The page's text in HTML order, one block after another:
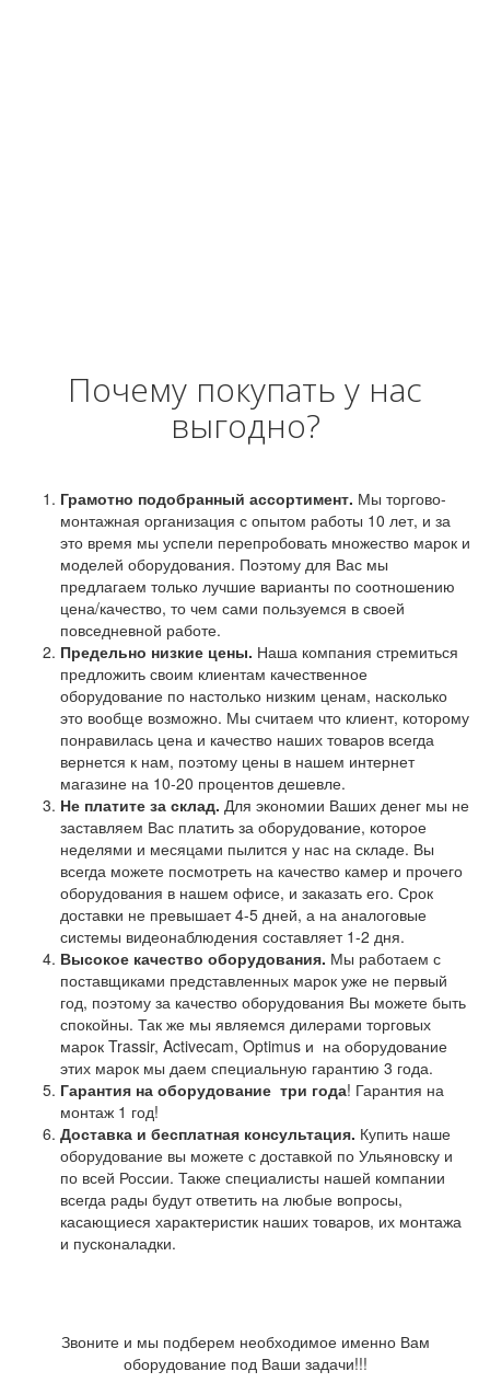
Почему покупать у нас
выгодно?
Грамотно подобранный ассортимент. Мы торгово-
монтажная организация с опытом работы 10 лет, и за
это время мы успели перепробовать множество марок и
моделей оборудования. Поэтому для Вас мы
предлагаем только лучшие варианты по соотношению
цена/качество, то чем сами пользуемся в своей
повседневной работе.
Предельно низкие цены. Наша компания стремиться
предложить своим клиентам качественное
оборудование по настолько низким ценам, насколько
это вообще возможно. Мы считаем что клиент, которому
понравилась цена и качество наших товаров всегда
вернется к нам, поэтому цены в нашем интернет
магазине на 10-20 процентов дешевле.
Не платите за склад. Для экономии Ваших денег мы не
заставляем Вас платить за оборудование, которое
неделями и месяцами пылится у нас на складе. Вы
всегда можете посмотреть на качество камер и прочего
оборудования в нашем офисе, и заказать его. Срок
доставки не превышает 4-5 дней, а на аналоговые
системы видеонаблюдения составляет 1-2 дня.
Высокое качество оборудования. Мы работаем с
поставщиками представленных марок уже не первый
год, поэтому за качество оборудования Вы можете быть
спокойны. Так же мы являемся дилерами торговых
марок Trassir, Activecam, Optimus и на оборудование
этих марок мы даем специальную гарантию 3 года.
Гарантия на оборудование три года! Гарантия на
монтаж 1 год!
Доставка и бесплатная консультация. Купить наше
оборудование вы можете с доставкой по Ульяновску и
по всей России. Также специалисты нашей компании
всегда рады будут ответить на любые вопросы,
касающиеся характеристик наших товаров, их монтажа
и пусконаладки.
Звоните и мы подберем необходимое именно Вам
оборудование под Ваши задачи!!!